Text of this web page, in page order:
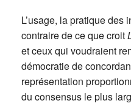
L’usage, la pratique des
contraire de ce que croit
et ceux qui voudraient
démocratie de
représentation
du consensus le plus